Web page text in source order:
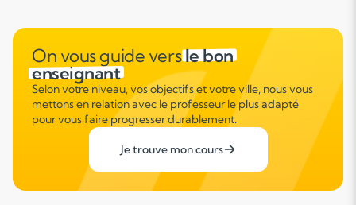
On vous guide versle bon
enseignant
Selon votre niveau, vos objectifs et votre ville, nous vous
mettons en relation avec le professeur le plus adapté
pour vous faire progresser durablement.
Je trouve mon cours